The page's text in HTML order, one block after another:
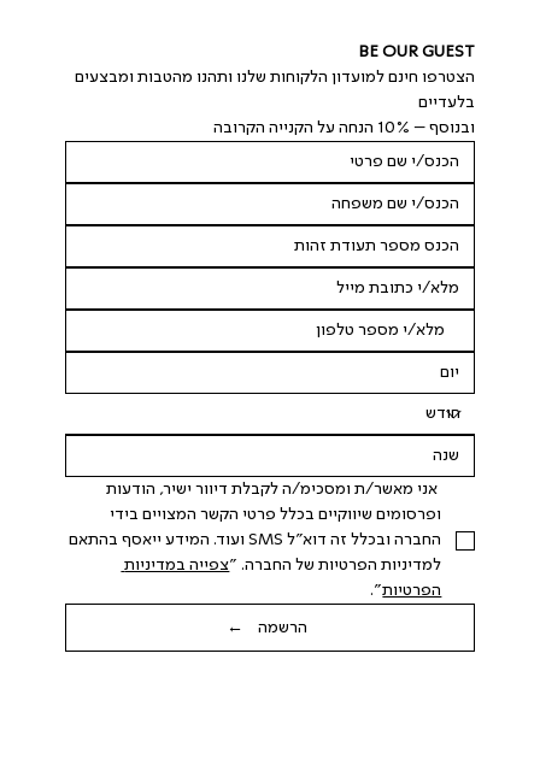
BE OUR GUEST
הצטרפו חינם למועדון הלקוחות שלנו ותהנו מהטבות ומבצעים
בלעדיים
ובנוסף – 10% הנחה על הקנייה הקרובה
אני מאשר/ת ומסכימ/ה לקבלת דיוור ישיר, הודעות
החברה ובכלל זה דוא"ל SMS ועוד. המידע ייאסף בהתאם
למדיניות הפרטיות של החברה. "
צפייה במדיניות
הפרטיות".
הרשמה ←